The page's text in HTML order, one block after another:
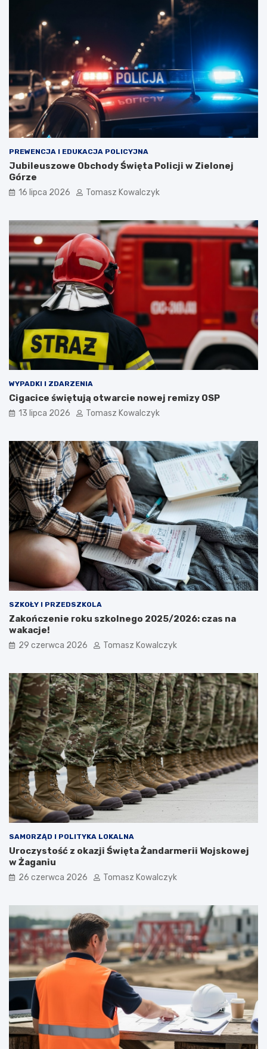
PREWENCJA I EDUKACJA POLICYJNA
Jubileuszowe Obchody Święta Policji w Zielonej
Górze
16 lipca 2026 Tomasz Kowalczyk
WYPADKI I ZDARZENIA
Cigacice świętują otwarcie nowej remizy OSP
13 lipca 2026 Tomasz Kowalczyk
SZKOŁY I PRZEDSZKOLA
Zakończenie roku szkolnego 2025/2026: czas na
wakacje!
29 czerwca 2026 Tomasz Kowalczyk
SAMORZĄD I POLITYKA LOKALNA
Uroczystość z okazji Święta Żandarmerii Wojskowej
w Żaganiu
26 czerwca 2026 Tomasz Kowalczyk